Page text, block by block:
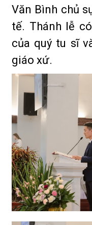
Văn Bình chủ
tế. Thánh lễ
của quý tu sĩ
giáo xứ.